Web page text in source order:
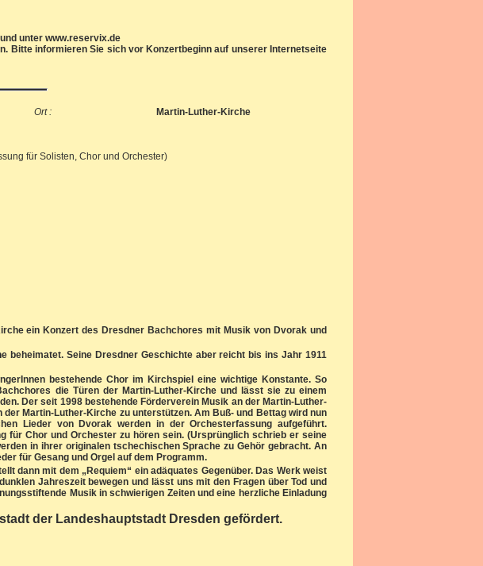
unter www.reservix.de
Bitte informieren Sie sich vor Konzertbeginn auf unserer Internetseite
Ort : Martin-Luther-Kirche
für Solisten, Chor und Orchester)
ein Konzert des Dresdner Bachchores mit Musik von Dvorak und
beheimatet. Seine Dresdner Geschichte aber reicht bis ins Jahr 1911
bestehende Chor im Kirchspiel eine wichtige Konstante. So
die Türen der Martin-Luther-Kirche und lässt sie zu einem
Der seit 1998 bestehende Förderverein Musik an der Martin-Luther-
Martin-Luther-Kirche zu unterstützen. Am Buß- und Bettag wird nun
Lieder von Dvorak werden in der Orchesterfassung aufgeführt.
für Chor und Orchester zu hören sein. (Ursprünglich schrieb er seine
in ihrer originalen tschechischen Sprache zu Gehör gebracht. An
für Gesang und Orgel auf dem Programm.
dann mit dem „Requiem“ ein adäquates Gegenüber. Das Werk weist
Jahreszeit bewegen und lässt uns mit den Fragen über Tod und
Musik in schwierigen Zeiten und eine herzliche Einladung
der Landeshauptstadt Dresden gefördert.